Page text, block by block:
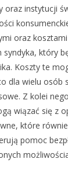
instytucji
oraz
który
Koszty te
dla wielu osób
Z kolei
wiązać się z
które
pomoc